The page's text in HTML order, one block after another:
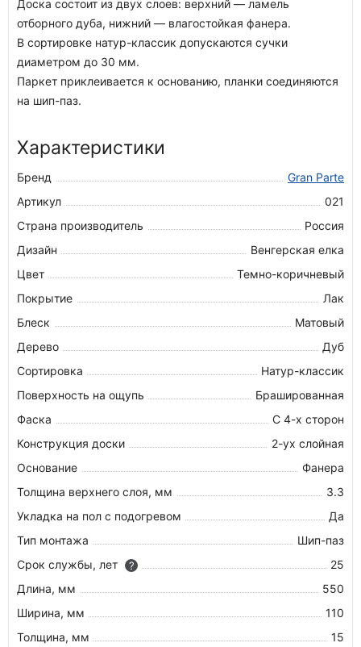
Доска состоит из двух слоев: верхний — ламель
отборного дуба, нижний — влагостойкая фанера.
В сортировке натур-классик допускаются сучки
диаметром до 30 мм.
Паркет приклеивается к основанию, планки соединяются
на шип-паз.
Характеристики
Бренд
Gran Parte
Артикул
021
Страна производитель
Россия
Дизайн
Венгерская елка
Цвет
Темно-коричневый
Покрытие
Лак
Блеск
Матовый
Дерево
Дуб
Сортировка
Натур-классик
Поверхность на ощупь
Брашированная
Фаска
С 4-х сторон
Конструкция доски
2-ух слойная
Основание
Фанера
Толщина верхнего слоя, мм
3.3
Укладка на пол c подогревом
Да
Тип монтажа
Шип-паз
Срок службы, лет
?
25
Длина, мм
550
Ширина, мм
110
Толщина, мм
15